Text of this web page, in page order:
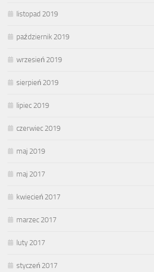
listopad 2019
październik 2019
wrzesień 2019
sierpień 2019
lipiec 2019
czerwiec 2019
maj 2019
maj 2017
kwiecień 2017
marzec 2017
luty 2017
styczeń 2017